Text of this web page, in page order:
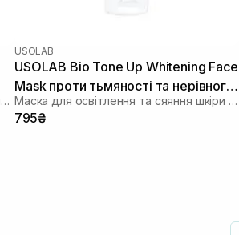
Зволожуюча тканинна маска зі заспокійливою та антивіковою дією
USOLAB
USOLAB Bio Tone Up Whitening Face
Mask проти тьмяності та нерівного
тону 50 мл
Маска для освітлення та сяяння шкіри обличчя
795₴